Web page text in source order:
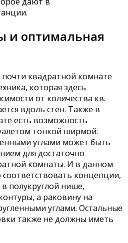
и оптимальная
квадратной комнате
которая здесь
от количества кв.
вдоль стен. Также в
есть возможность
тонкой ширмой.
углами может быть
для достаточно
комнаты. И в данном
соответствовать концепции,
полукруглой нише,
а раковину на
углами. Остальные
также не должны иметь